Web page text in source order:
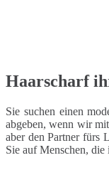
Haarscharf
Sie suchen einen
abgeben, wenn wir
aber den Partner fürs
Sie auf Menschen,